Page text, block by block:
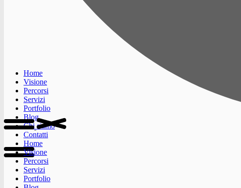
Home
Visione
Percorsi
Servizi
Portfolio
Blog
Chi siamo
Contatti
Home
Visione
Percorsi
Servizi
Portfolio